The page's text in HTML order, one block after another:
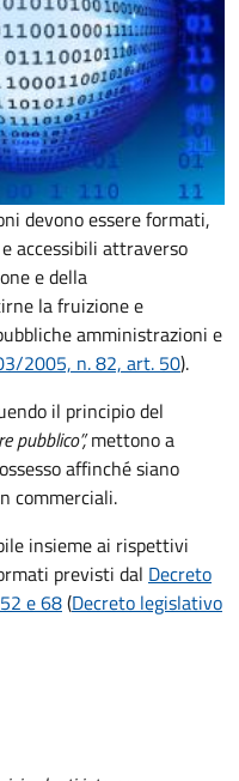
devono essere formati,
accessibili attraverso
e della
la fruizione e
amministrazioni e
2005, n. 82, art. 50).
il principio del
pubblico”,mettono a
affinché siano
commerciali.
insieme ai rispettivi
previsti dal Decreto
e 68(Decreto legislativo